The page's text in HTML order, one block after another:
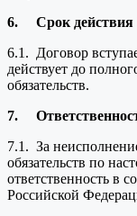
6. Срок действия
6.1. Договор
действует до
обязательств.
7.
7.1. За
обязательств по
ответственность в
Российской